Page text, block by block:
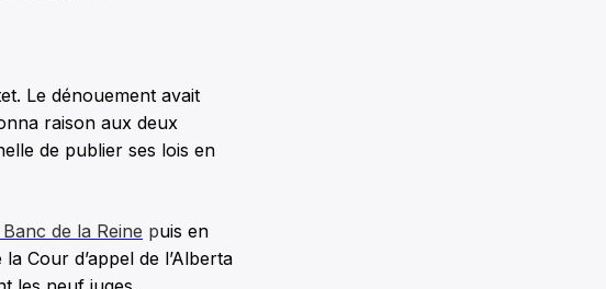
Le dénouement avait
raison aux deux
de publier ses lois en
de la Reine puis en
Cour d’appel de l’Alberta